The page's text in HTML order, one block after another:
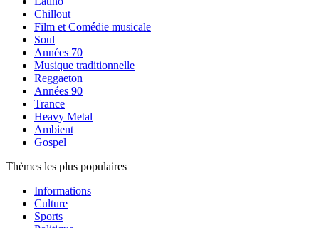
Chillout
Film et Comédie musicale
Soul
Années 70
Musique traditionnelle
Reggaeton
Années 90
Trance
Heavy Metal
Ambient
Gospel
Thèmes les plus populaires
Informations
Culture
Sports